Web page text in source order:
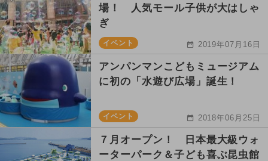
場！ 人気モール子供が大はしゃ
ぎ
イベント 2019年07月16日
アンパンマンこどもミュージアム
に初の「水遊び広場」誕生！
イベント 2018年06月25日
７月オープン！ 日本最大級ウォ
ーターパーク＆子ども喜ぶ昆虫館